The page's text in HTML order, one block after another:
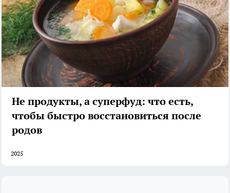
Не продукты, а суперфуд: что есть,
чтобы быстро восстановиться после
родов
2025